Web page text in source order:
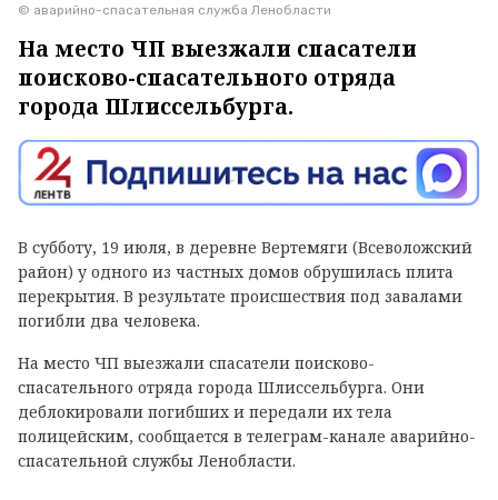
© аварийно-спасательная служба Ленобласти
На место ЧП выезжали спасатели
поисково-спасательного отряда
города Шлиссельбурга.
В субботу, 19 июля, в деревне Вертемяги (Всеволожский
район) у одного из частных домов обрушилась плита
перекрытия. В результате происшествия под завалами
погибли два человека.
На место ЧП выезжали спасатели поисково-
спасательного отряда города Шлиссельбурга. Они
деблокировали погибших и передали их тела
полицейским, сообщается в телеграм-канале аварийно-
спасательной службы Ленобласти.